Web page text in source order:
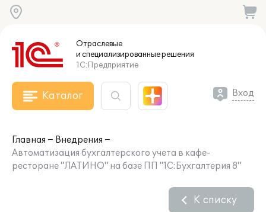
Отраслевые
и специализированныерешения
1С:Предприятие
Каталог Вход
Главная
Внедрения
Автоматизация бухгалтерского учета в кафе-
ресторане "ЛАТИНО" на базе ПП "1С:Бухгалтерия 8"
К списку